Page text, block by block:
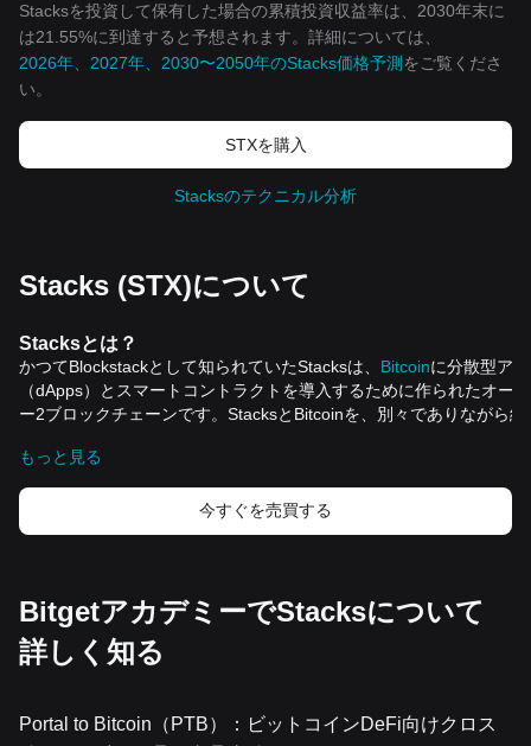
Stacksを投資して保有した場合の累積投資収益率は、2030年末に
は21.55%に到達すると予想されます。詳細については、
2026年、2027年、2030〜2050年のStacks価格予測 をご覧くださ
い。
STXを‌購入
Stacksのテクニカル分析
Stacks (STX)について
Stacksとは？
かつてBlockstackとして知られていたStacksは、 Bitcoinに分散型ア
（dApps）とスマートコントラクトを導入するために作られたオー
ー2ブロックチェーンです。 Stacksと Bitcoinを、別々でありながら
となっています。
力のおかげで、2013年に遡ります。2020年の重要なリブランディン
はその進化を反映し、Stacksへと移行しました。
Stacksは、Bitcoin上でdAppsとスマートコントラクトの作成と展開
これは、Stacks上のすべての取引がBitcoinのブロックチェーン上で
味し、比類のないセキュリティと信頼性を付与 します。
関連資料
公式サイト：https://www. stacks.co/
もっと見る
今すぐを売買する
BitgetアカデミーでStacksについて
詳しく知る
Portal to Bitcoin（PTB）：ビットコインDeFi向けクロス